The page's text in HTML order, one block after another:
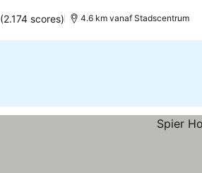
(2.174 scores) 4.6 km vanaf Stadscentrum